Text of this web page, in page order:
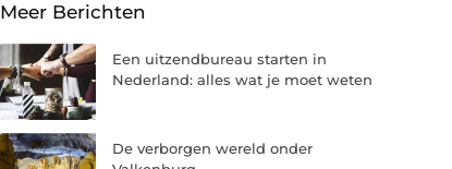
Meer Berichten
Een uitzendbureau starten in
Nederland: alles wat je moet weten
De verborgen wereld onder